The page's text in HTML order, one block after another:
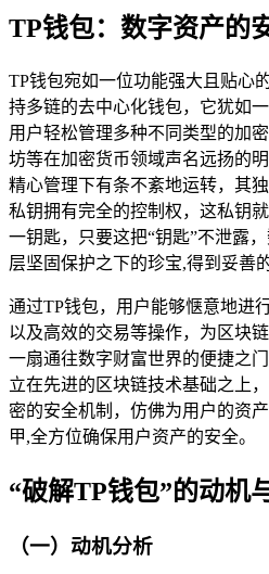
TP钱包：数字资产的
TP钱包宛如一位功能强大且贴心
持多链的去中心化钱包，它犹如
用户轻松管理多种不同类型的加
坊等在加密货币领域声名远扬的
精心管理下有条不紊地运转，其
私钥拥有完全的控制权，这私钥
一钥匙，只要这把“钥匙”不泄露
层坚固保护之下的珍宝,得到妥善
通过TP钱包，用户能够惬意地进
以及高效的交易等操作，为区块
一扇通往数字财富世界的便捷之
立在先进的区块链技术基础之上
密的安全机制，仿佛为用户的资
甲,全方位确保用户资产的安全。
“破解TP钱包”的动机
（一）动机分析